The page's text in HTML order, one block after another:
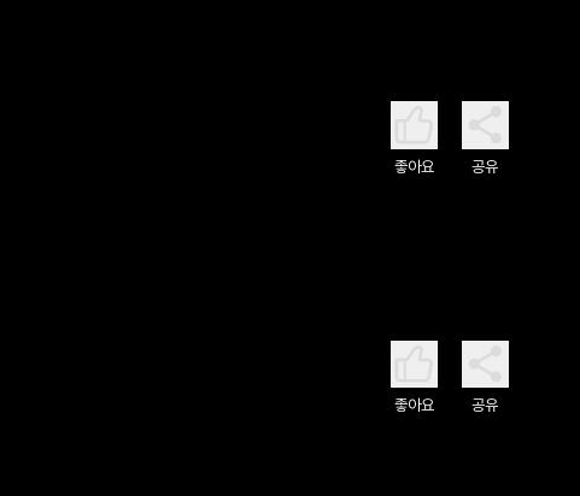
좋아요 공유
좋아요 공유